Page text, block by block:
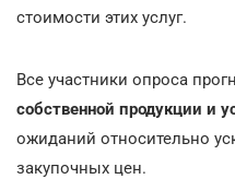
стоимости этих услуг.
Все участники опроса
собственной продукции и
ожиданий относительно
закупочных цен.